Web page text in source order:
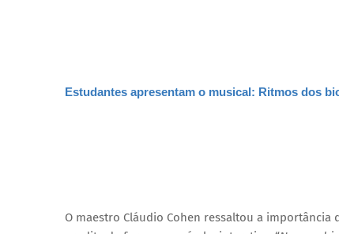
Estudantes apresentam o musical: Ritmos dos
O maestro Cláudio Cohen ressaltou a